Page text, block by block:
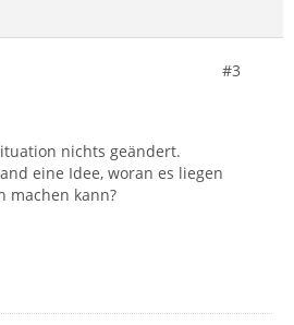
#3
nichts geändert.
eine Idee, woran es liegen
machen kann?